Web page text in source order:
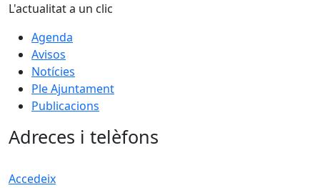
L'actualitat a un clic
Agenda
Avisos
Notícies
Ple Ajuntament
Publicacions
Adreces i telèfons
Accedeix